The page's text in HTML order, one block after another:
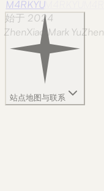
M4RKYUM4RKYU
始于 2024
ZhenXiao Mark YuZhen
站点地图与联系